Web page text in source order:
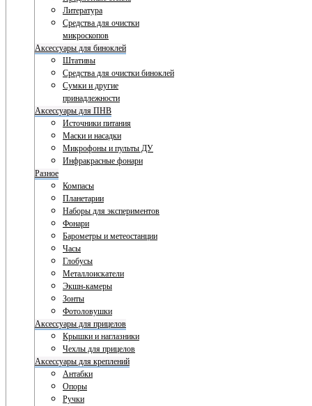
Литература
Средства для очистки
микроскопов
Аксессуары для биноклей
Штативы
Средства для очистки биноклей
Сумки и другие
принадлежности
Аксессуары для ПНВ
Источники питания
Маски и насадки
Микрофоны и пульты ДУ
Инфракрасные фонари
Разное
Компасы
Планетарии
Наборы для экспериментов
Фонари
Барометры и метеостанции
Часы
Глобусы
Металлоискатели
Экшн-камеры
Зонты
Фотоловушки
Аксессуары для прицелов
Крышки и наглазники
Чехлы для прицелов
Аксессуары для креплений
Антабки
Опоры
Ручки